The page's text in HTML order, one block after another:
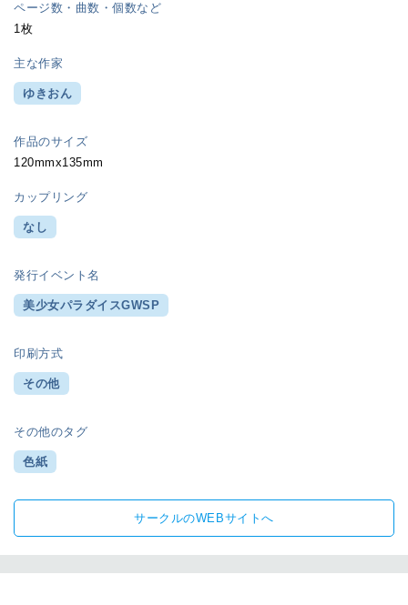
ページ数・曲数・個数など
1枚
主な作家
ゆきおん
作品のサイズ
120mmx135mm
カップリング
なし
発行イベント名
美少女パラダイスGWSP
印刷方式
その他
その他のタグ
色紙
サークルのWEBサイトへ